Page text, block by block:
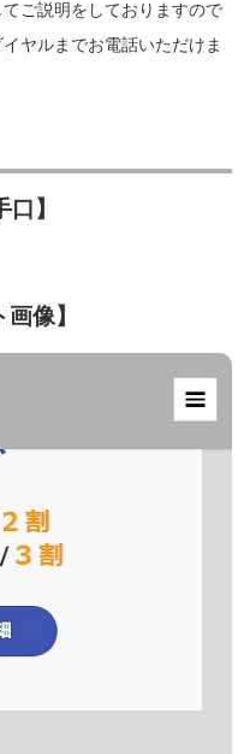
ご説明をしておりますので
ヤルまでお電話いただけま
口】
像】